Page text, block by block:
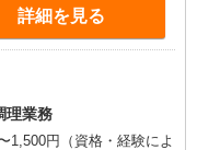
詳細を見る
理業務
1,500円（資格・経験によ